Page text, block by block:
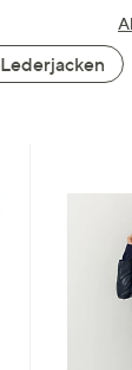
Lederjacken